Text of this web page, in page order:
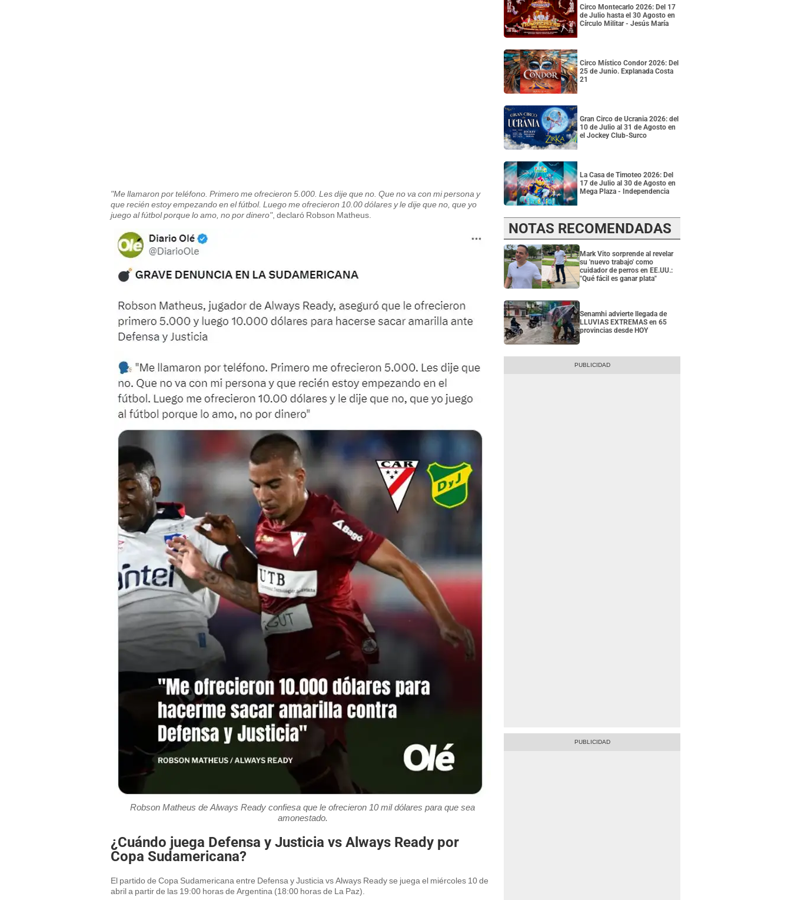
"Me llamaron por teléfono. Primero me ofrecieron 5.000. Les dije que no. Que no va con mi persona y
que recién estoy empezando en el fútbol. Luego me ofrecieron 10.00 dólares y le dije que no, que yo
juego al fútbol porque lo amo, no por dinero", declaró Robson Matheus.
Robson Matheus de Always Ready confiesa que le ofrecieron 10 mil dólares para que sea
amonestado.
¿Cuándo juega Defensa y Justicia vs Always Ready por
Copa Sudamericana?
El partido de Copa Sudamericana entre Defensa y Justicia vs Always Ready se juega el miércoles 10 de
abril a partir de las 19:00 horas de Argentina (18:00 horas de La Paz).
Circo Montecarlo 2026: Del 17
de Julio hasta el 30 Agosto en
Círculo Militar - Jesús María
Circo Místico Condor 2026: Del
25 de Junio. Explanada Costa
21
Gran Circo de Ucrania 2026: del
10 de Julio al 31 de Agosto en
el Jockey Club-Surco
La Casa de Timoteo 2026: Del
17 de Julio al 30 de Agosto en
Mega Plaza - Independencia
NOTAS RECOMENDADAS
Mark Vito sorprende al revelar
su 'nuevo trabajo' como
cuidador de perros en EE.UU.:
"Qué fácil es ganar plata"
Senamhi advierte llegada de
LLUVIAS EXTREMAS en 65
provincias desde HOY